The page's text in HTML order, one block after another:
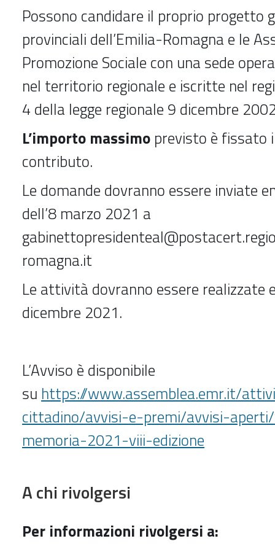
Possono candidare il proprio
provinciali dell’Emilia-Romagna e le
Promozione Sociale con una sede
nel territorio regionale e iscritte nel
4 della legge regionale 9 dicembre
L’importo massimo previsto è fissato
contributo.
Le domande dovranno essere inviate
dell’8 marzo 2021 a
romagna.it
Le attività dovranno essere realizzate
dicembre 2021.
L’Avviso è disponibile
su https://www.assemblea.emr.it/
cittadino/avvisi-e-premi/avvisi-
memoria-2021-viii-edizione
A chi rivolgersi
Per informazioni rivolgersi a: